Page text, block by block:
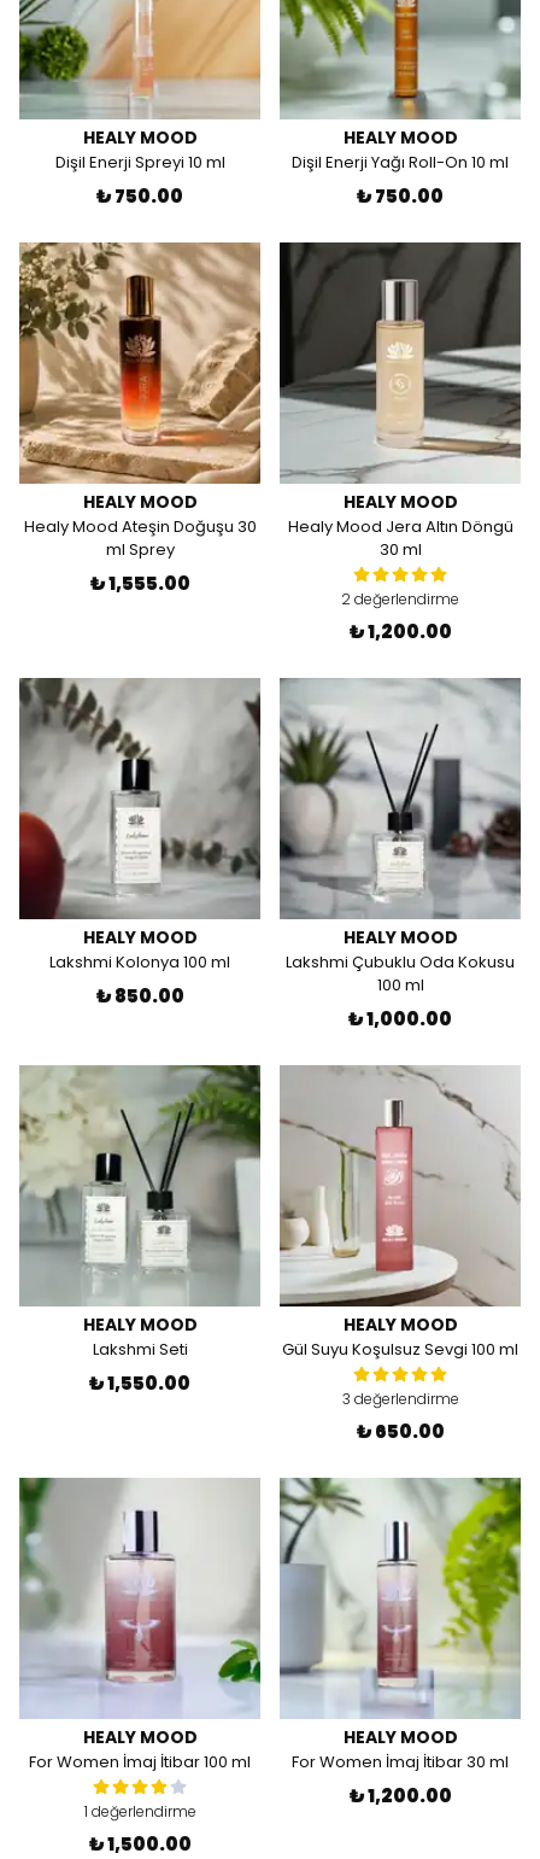
HEALY MOOD
Dişil Enerji Spreyi 10 ml
₺ 750.00
HEALY MOOD
Dişil Enerji Yağı Roll-On 10 ml
₺ 750.00
HEALY MOOD
Healy Mood Ateşin Doğuşu 30
ml Sprey
₺ 1,555.00
HEALY MOOD
Healy Mood Jera Altın Döngü
30 ml
2 değerlendirme
₺ 1,200.00
HEALY MOOD
Lakshmi Kolonya 100 ml
₺ 850.00
HEALY MOOD
Lakshmi Çubuklu Oda Kokusu
100 ml
₺ 1,000.00
HEALY MOOD
Lakshmi Seti
₺ 1,550.00
HEALY MOOD
Gül Suyu Koşulsuz Sevgi 100 ml
3 değerlendirme
₺ 650.00
HEALY MOOD
For Women İmaj İtibar 100 ml
1 değerlendirme
₺ 1,500.00
HEALY MOOD
For Women İmaj İtibar 30 ml
₺ 1,200.00